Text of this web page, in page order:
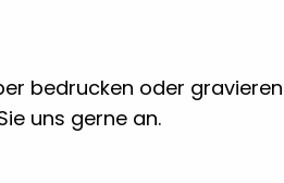
bedrucken oder
uns gerne an.